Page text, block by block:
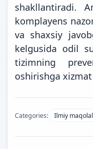
shakllantiradi.
komplayens
va shaxsiy
kelgusida odil
tizimning
oshirishga
Categories: Ilmiy